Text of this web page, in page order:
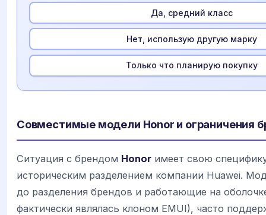
Да, средний класс
Нет, использую другую марку
Только что планирую покупку
Совместимые модели Honor и ограничения
Ситуация с брендом Honor имеет свою
историческим разделением компании Huawei.
до разделения брендов и работающие на
фактически являлась клоном EMUI), часто